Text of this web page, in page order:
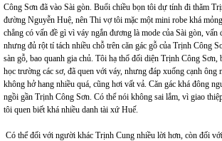
Công Sơn đã vào Sài gòn. Buổi chiều bọn tôi dự tính đi thăm
đường Nguyễn Huệ, nên Thi vợ tôi mặc một mini robe khá
chẳng có vấn đề gì vì váy ngắn đương là mode của Sài gòn,
nhưng đủ rột tí tách nhiều chỗ trên căn gác gỗ của Trịnh Công
sàn gỗ, bao quanh gia chủ. Tôi hạ thổ đối diện Trịnh Công Sơn,
học trường các sơ, đã quen với váy, nhưng đáp xuống cạnh ông
không hở hang nhiều quá, cũng hơi vất vả. Căn gác khá đông
ngồi gần Trịnh Công Sơn. Có thể nói không sai lắm, vì giao
tôi quen biết khá nhiều danh tài xứ Huế.
Có thể đối với người khác Trịnh Cung nhiều lời hơn, còn đối